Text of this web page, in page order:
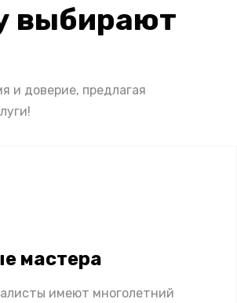
выбирают
и доверие, предлагая
мастера
имеют многолетний